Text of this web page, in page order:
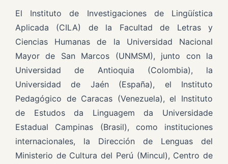
El Instituto de Investigaciones de Lingüística
Aplicada (CILA) de la Facultad de Letras y
Ciencias Humanas de la Universidad Nacional
Mayor de San Marcos (UNMSM), junto con la
Universidad de Antioquia (Colombia), la
Universidad de Jaén (España), el Instituto
Pedagógico de Caracas (Venezuela), el Instituto
de Estudos da Linguagem da Universidade
Estadual Campinas (Brasil), como instituciones
internacionales, la Dirección de Lenguas del
Ministerio de Cultura del Perú (Mincul), Centro de